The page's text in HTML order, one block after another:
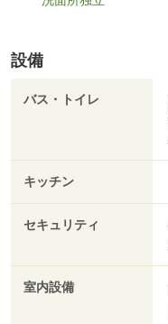
設備
バス・トイレ
キッチン
セキュリティ
室内設備